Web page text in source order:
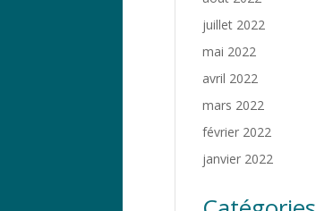
juillet 2022
mai 2022
avril 2022
mars 2022
février 2022
janvier 2022